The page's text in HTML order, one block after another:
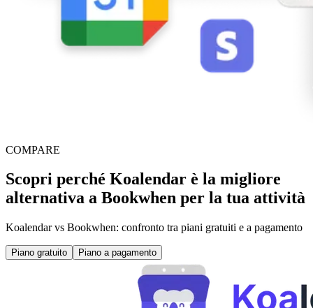
COMPARE
Scopri perché Koalendar è la migliore
alternativa a Bookwhen per la tua attività
Koalendar vs Bookwhen: confronto tra piani gratuiti e a pagamento
Piano gratuito Piano a pagamento